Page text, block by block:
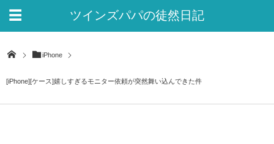
ツインズパパの徒然日記
iPhone
[iPhone][ケース]嬉しすぎるモニター依頼が突然舞い込んできた件